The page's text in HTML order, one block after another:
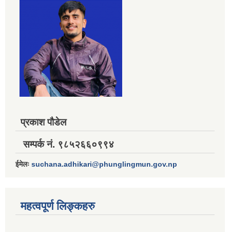
प्रकाश पौडेल
सम्पर्क नं. ९८५२६६०९९४
ईमेलः suchana.adhikari@phunglingmun.gov.np
महत्वपूर्ण लिङ्कहरु